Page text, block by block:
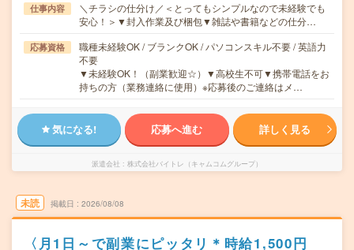
仕事内容
＼チラシの仕分け／＜とってもシンプルなので未経験でも
安心！＞▼封入作業及び梱包▼雑誌や書籍などの仕分…
応募資格
職種未経験OK / ブランクOK / パソコンスキル不要 / 英語力
不要
▼未経験OK！（副業歓迎☆）▼高校生不可▼携帯電話をお
持ちの方（業務連絡に使用）※応募後のご連絡はメ…
気になる! 応募へ進む 詳しく見る
派遣会社 株式会社バイトレ（キャムコムグループ）
未読 掲載日 2026/08/08
〈月1日～で副業にピッタリ＊時給1,500円